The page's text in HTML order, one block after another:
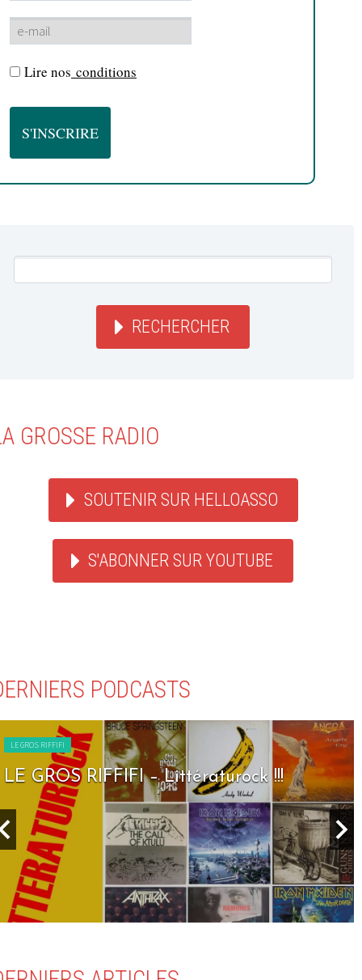
Lire nos conditions
RECHERCHER
GROSSE RADIO
SOUTENIR SUR HELLOASSO
S'ABONNER SUR YOUTUBE
PODCASTS
LE GROS RIFFIFI
LE GROS RIFFIFI – Seven Days To Rock !!!